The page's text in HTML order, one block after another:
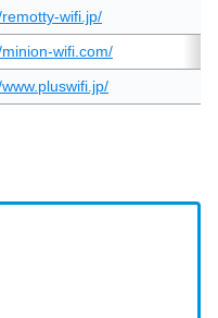
wifi.jp/
wifi.com/